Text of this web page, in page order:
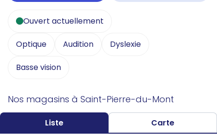
Ouvert actuellement
Optique Audition Dyslexie
Basse vision
Nos magasins à Saint-Pierre-du-Mont
Liste Carte